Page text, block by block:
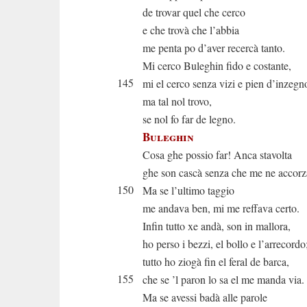
de trovar quel che cerco
e che trovà che l’abbia
me penta po d’aver recercà tanto.
Mi cerco Buleghin fido e costante,
145
mi el cerco senza vizi e pien
ma tal nol trovo,
se nol fo far de legno.
Buleghin
Cosa ghe possio far! Anca stavolta
ghe son cascà senza che me ne
150
Ma se l’ultimo taggio
me andava ben, mi me reffava certo.
Infin tutto xe andà, son in mallora,
ho perso i bezzi, el bollo e l’arrecordo;
tutto ho ziogà fin el feral de barca,
155
che se ’l paron lo sa el me manda via.
Ma se avessi badà alle parole